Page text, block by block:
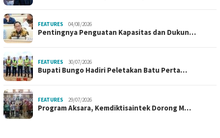
FEATURES 04/08/2026
Pentingnya Penguatan Kapasitas dan Dukun…
FEATURES 30/07/2026
Bupati Bungo Hadiri Peletakan Batu Perta…
FEATURES 29/07/2026
Program Aksara, Kemdiktisaintek Dorong M…